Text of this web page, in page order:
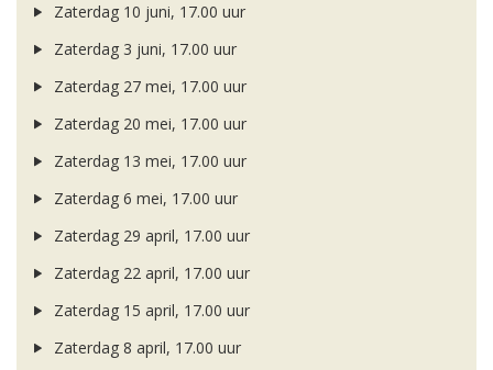
Zaterdag 10 juni, 17.00 uur
Zaterdag 3 juni, 17.00 uur
Zaterdag 27 mei, 17.00 uur
Zaterdag 20 mei, 17.00 uur
Zaterdag 13 mei, 17.00 uur
Zaterdag 6 mei, 17.00 uur
Zaterdag 29 april, 17.00 uur
Zaterdag 22 april, 17.00 uur
Zaterdag 15 april, 17.00 uur
Zaterdag 8 april, 17.00 uur